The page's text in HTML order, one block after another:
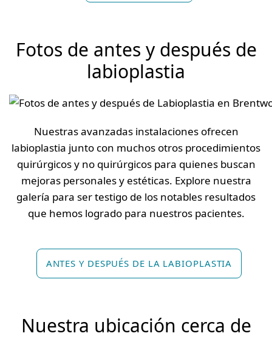
Fotos de antes y después de
labioplastia
Nuestras avanzadas instalaciones ofrecen
labioplastia junto con muchos otros procedimientos
quirúrgicos y no quirúrgicos para quienes buscan
mejoras personales y estéticas. Explore nuestra
galería para ser testigo de los notables resultados
que hemos logrado para nuestros pacientes.
ANTES Y DESPUÉS DE LA LABIOPLASTIA
Nuestra ubicación cerca de